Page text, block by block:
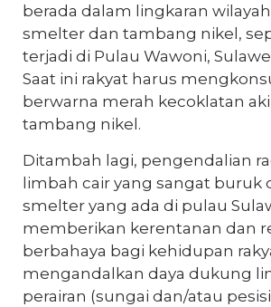
berada dalam lingkaran
smelter dan tambang nikel,
terjadi di Pulau Wawoni,
Saat ini rakyat harus
berwarna merah kecoklatan
tambang nikel.
Ditambah lagi, pengendalian
limbah cair yang sangat buruk
smelter yang ada di pulau
memberikan kerentanan dan
berbahaya bagi kehidupan
mengandalkan daya dukung
perairan (sungai dan/atau